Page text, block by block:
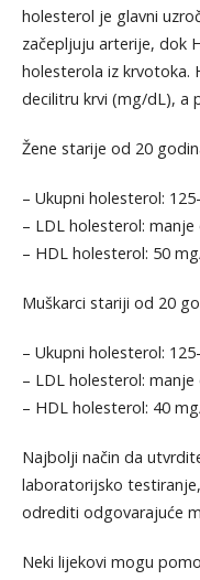
holesterol je glavni
začepljuju arterije, dok
holesterola iz krvotoka.
decilitru krvi (mg/dL), a
Žene starije od 20
– Ukupni holesterol:
– LDL holesterol:
– HDL holesterol: 50
Muškarci stariji od 20
– Ukupni holesterol:
– LDL holesterol:
– HDL holesterol: 40
Najbolji način da
laboratorijsko
odrediti odgovarajuće
Neki lijekovi mogu